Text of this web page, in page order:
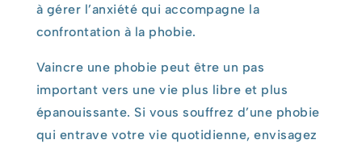
à gérer l’anxiété qui accompagne la
confrontation à la phobie.
Vaincre une phobie peut être un pas
important vers une vie plus libre et plus
épanouissante. Si vous souffrez d’une phobie
qui entrave votre vie quotidienne, envisagez